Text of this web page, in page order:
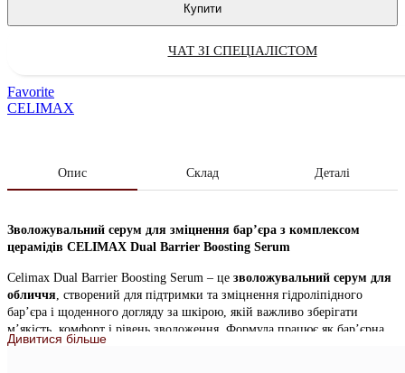
Купити
ЧАТ ЗІ СПЕЦІАЛІСТОМ
Favorite
CELIMAX
Опис Склад Деталі
Зволожувальний серум для зміцнення бар’єра з комплексом
церамідів CELIMAX Dual Barrier Boosting Serum
Celimax Dual Barrier Boosting Serum – це зволожувальний серум для
обличчя, створений для підтримки та зміцнення гідроліпідного
бар’єра і щоденного догляду за шкірою, якій важливо зберігати
м’якість, комфорт і рівень зволоження. Формула працює як бар’єрна
підтримка: допомагає шкірі краще утримувати вологу, зменшує
Дивитися більше